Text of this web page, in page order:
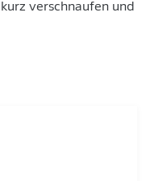
verschnaufen und